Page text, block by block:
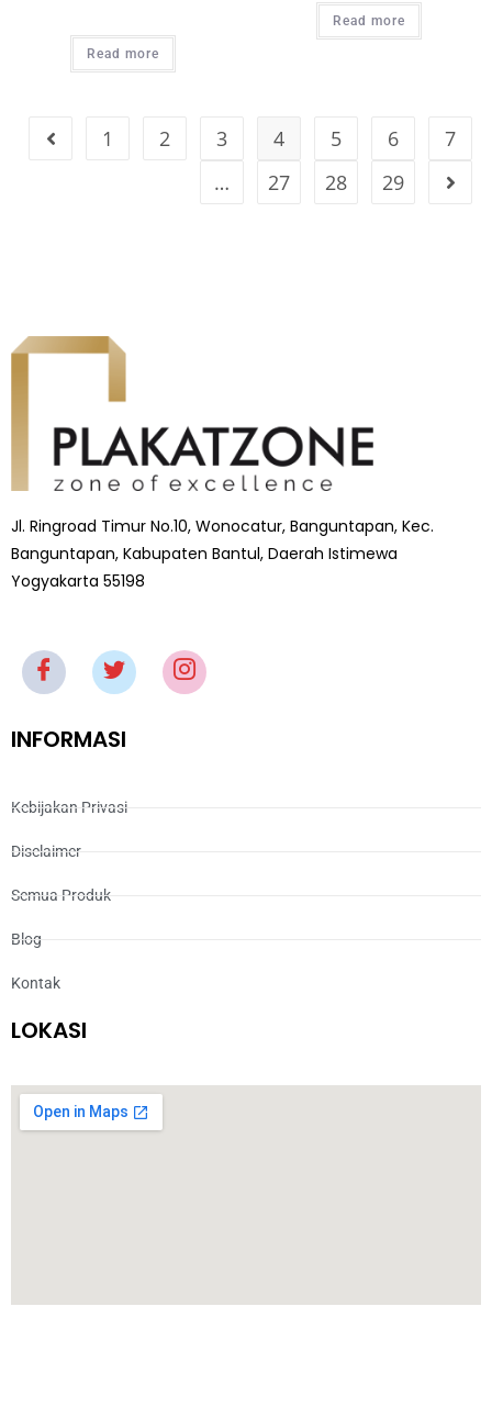
Read more
Read more
1 2 3 4 5 6
7
…
27 28 29
Jl. Ringroad Timur No.10, Wonocatur, Banguntapan, Kec.
Banguntapan, Kabupaten Bantul, Daerah Istimewa
Yogyakarta 55198
INFORMASI
Kebijakan Privasi
Disclaimer
Semua Produk
Blog
Kontak
LOKASI